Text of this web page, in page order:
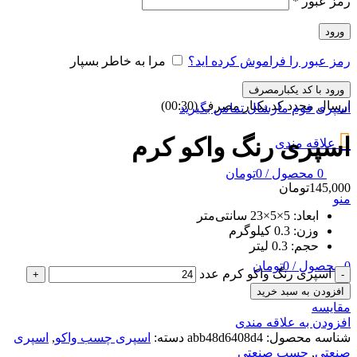
ورود
رمز عبور را فراموش کرده اید؟ مرا به خاطر بسپار
ورود با کد یکبارمصرف
ارسال مجدد کد یکبار مصرف(00:
30
)
علاقه مندی
0 محصول /
0تومان
منو
0 محصول /
0تومان
اسپری فوم مارشالتماس بگیرید
اسپری رنگ واکو کرم
145,000تومان
ابعاد: 5×5×23 سانتی‌متر
وزن: 0.3 کیلوگرم
حجم: 0.3 لیتر
اسپری رنگ واکو کرم عدد
افزودن به سبد خرید
مقایسه
افزودن به علاقه مندی
شناسه محصول: abb48d6408d4 دسته: اسپری چسب واکو, اسپری
صنعتی, چسب صنعتی